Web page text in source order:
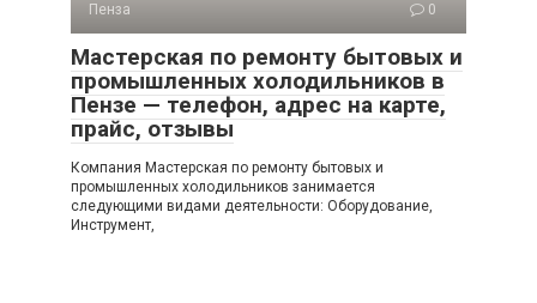
Пенза 0
Мастерская по ремонту бытовых и
промышленных холодильников в
Пензе — телефон, адрес на карте,
прайс, отзывы
Компания Мастерская по ремонту бытовых и
промышленных холодильников занимается
следующими видами деятельности: Оборудование,
Инструмент,